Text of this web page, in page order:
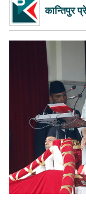
कान्तिपुर